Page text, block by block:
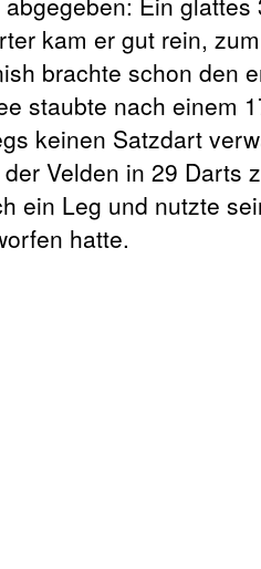
kam er gut rein,
brachte schon den
staubte nach einem
keinen Satzdart
Velden in 29 Darts
ein Leg und nutzte
hatte.